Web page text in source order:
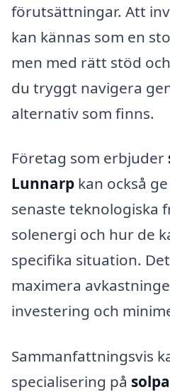
förutsättningar. Att
kan kännas som en
men med rätt stöd
du tryggt navigera
alternativ som finns.
Företag som erbjuder
Lunnarp kan också
senaste teknologiska
solenergi och hur de
specifika situation.
maximera
investering och
Sammanfattningsvis
specialisering på